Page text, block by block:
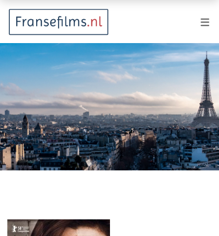
Animatie
Documentaire
Drama
Fantasy
Horror
Misdaad